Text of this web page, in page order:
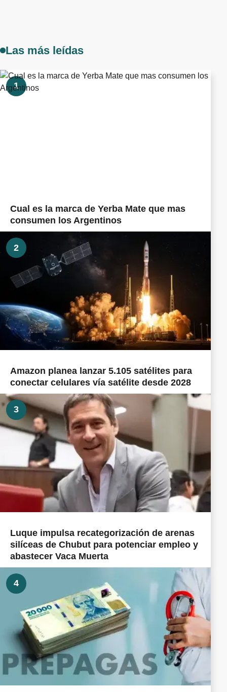
Las más leídas
1
Cual es la marca de Yerba Mate que mas
consumen los Argentinos
2
Amazon planea lanzar 5.105 satélites para
conectar celulares vía satélite desde 2028
3
Luque impulsa recategorización de arenas
silíceas de Chubut para potenciar empleo y
abastecer Vaca Muerta
4